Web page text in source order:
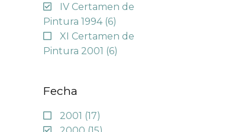
IV Certamen de
Pintura 1994 (6)
XI Certamen de
Pintura 2001 (6)
Fecha
2001 (17)